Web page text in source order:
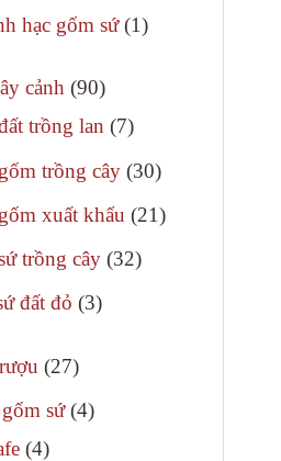
sản
hạc gốm sứ 11
cảnh 9090
sản
trồng lan 77
phẩm
trồng cây 3030
phẩm
xuất khẩu 2121
trồng cây 3232
đất đỏ 33
2727
phẩm
sứ 44
44